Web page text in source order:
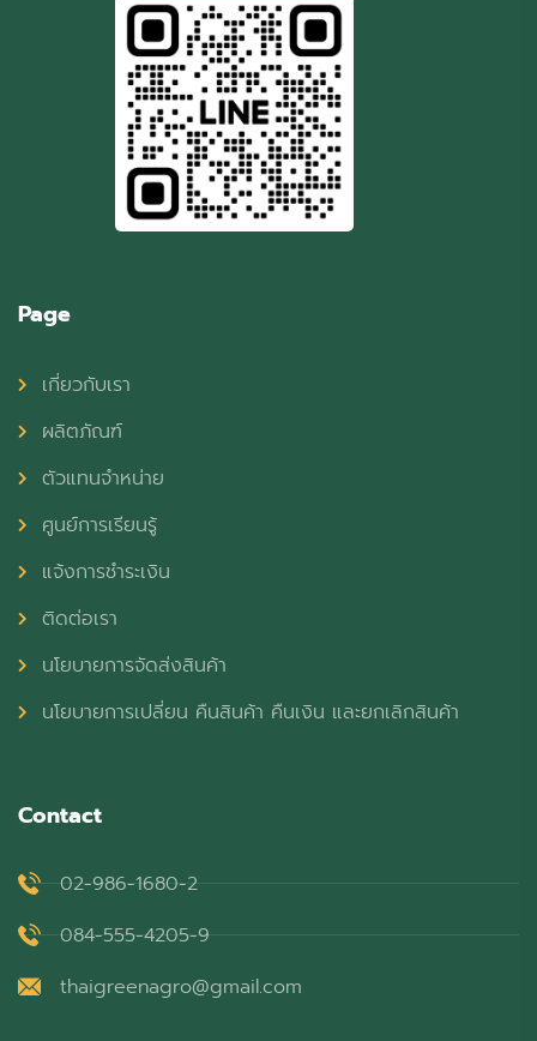
Page
เกี่ยวกับเรา
ผลิตภัณฑ์
ตัวแทนจำหน่าย
ศูนย์การเรียนรู้
แจ้งการชำระเงิน
ติดต่อเรา
นโยบายการจัดส่งสินค้า
นโยบายการเปลี่ยน คืนสินค้า คืนเงิน และยกเลิกสินค้า
Contact
02-986-1680-2
084-555-4205-9
thaigreenagro@gmail.com